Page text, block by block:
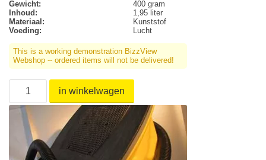
Gewicht:
400 gram
Inhoud:
1,95 liter
Materiaal:
Kunststof
Voeding:
Lucht
This is a working demonstration BizzView
Webshop -- ordered items will not be delivered!
in winkelwagen